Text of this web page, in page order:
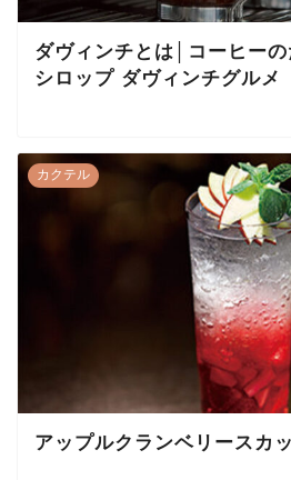
ダヴィンチとは│コーヒー
シロップ ダヴィンチグルメ
カクテル
アップルクランベリースカ